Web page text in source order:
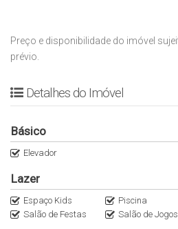
Preço e disponibilidade do imóvel
prévio.
Detalhes do Imóvel
Básico
Elevador
Lazer
Espaço Kids Piscina
Salão de Festas
Salão de Jogos